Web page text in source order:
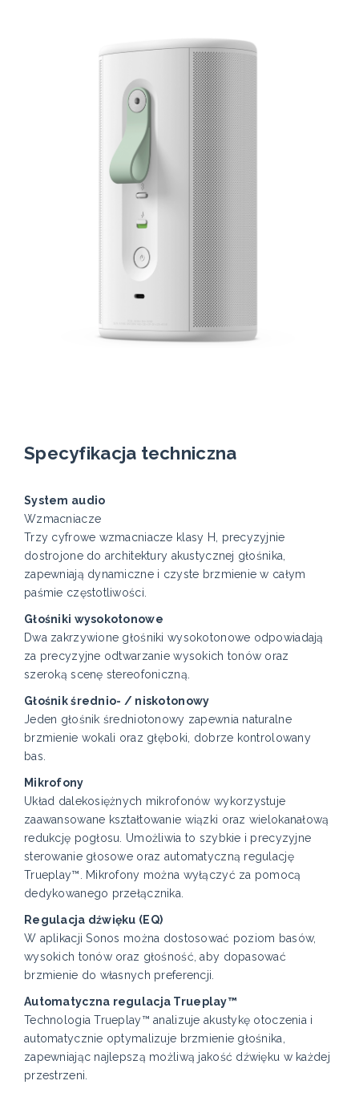
Specyfikacja techniczna
System audio
Wzmacniacze
Trzy cyfrowe wzmacniacze klasy H, precyzyjnie
dostrojone do architektury akustycznej głośnika,
zapewniają dynamiczne i czyste brzmienie w całym
paśmie częstotliwości.
Głośniki wysokotonowe
Dwa zakrzywione głośniki wysokotonowe odpowiadają
za precyzyjne odtwarzanie wysokich tonów oraz
szeroką scenę stereofoniczną.
Głośnik średnio- / niskotonowy
Jeden głośnik średniotonowy zapewnia naturalne
brzmienie wokali oraz głęboki, dobrze kontrolowany
bas.
Mikrofony
Układ dalekosiężnych mikrofonów wykorzystuje
zaawansowane kształtowanie wiązki oraz wielokanałową
redukcję pogłosu. Umożliwia to szybkie i precyzyjne
sterowanie głosowe oraz automatyczną regulację
Trueplay™. Mikrofony można wyłączyć za pomocą
dedykowanego przełącznika.
Regulacja dźwięku (EQ)
W aplikacji Sonos można dostosować poziom basów,
wysokich tonów oraz głośność, aby dopasować
brzmienie do własnych preferencji.
Automatyczna regulacja Trueplay™
Technologia Trueplay™ analizuje akustykę otoczenia i
automatycznie optymalizuje brzmienie głośnika,
zapewniając najlepszą możliwą jakość dźwięku w każdej
przestrzeni.